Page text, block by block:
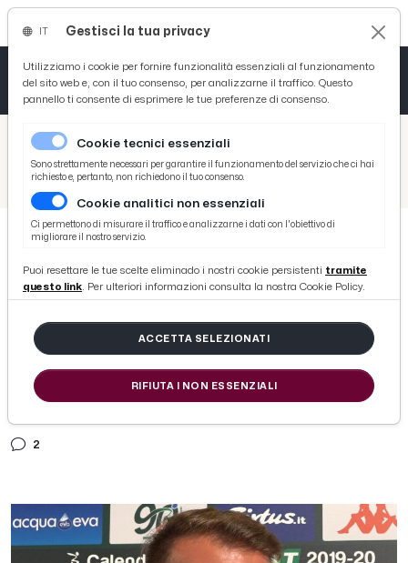
/ Picenotime
/ Ascoli Time
Serie B: presentato il nuovo calendario ad Ascoli. La voce di Zanetti
Serie B: presentato il nuovo
calendario ad Ascoli. La voce di
Zanetti
di Redazione Picenotime
2
Gestisci la tua privacy
Utilizziamo i cookie per fornire funzionalità essenziali al funzionamento
del sito web e, con il tuo consenso, per analizzarne il traffico. Questo
pannello ti consente di esprimere le tue preferenze di consenso.
Cookie tecnici essenziali
Sono strettamente necessari per garantire il funzionamento del servizio che ci hai
richiesto e, pertanto, non richiedono il tuo consenso.
Cookie analitici non essenziali
Ci permettono di misurare il traffico e analizzarne i dati con l'obiettivo di
migliorare il nostro servizio.
Puoi resettare le tue scelte eliminado i nostri cookie persistenti tramite
questo link. Per ulteriori informazioni consulta la nostra Cookie Policy.
ACCETTA SELEZIONATI
RIFIUTA I NON ESSENZIALI
Tutto News
Tutto Sport
Basket
Ciclismo
Tutto Curiosità